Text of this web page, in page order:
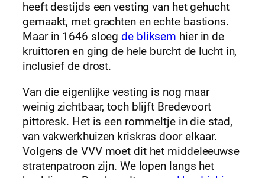
heeft destijds een vesting van het gehucht
gemaakt, met grachten en echte bastions.
Maar in 1646 sloegde bliksem hier in de
kruittoren en ging de hele burcht de lucht in,
inclusief de drost.
Van die eigenlijke vesting is nog maar
weinig zichtbaar, toch blijft Bredevoort
pittoresk. Het is een rommeltje in die stad,
van vakwerkhuizen kriskras door elkaar.
Volgens de VVV moet dit het middeleeuwse
stratenpatroon zijn. We lopen langs het